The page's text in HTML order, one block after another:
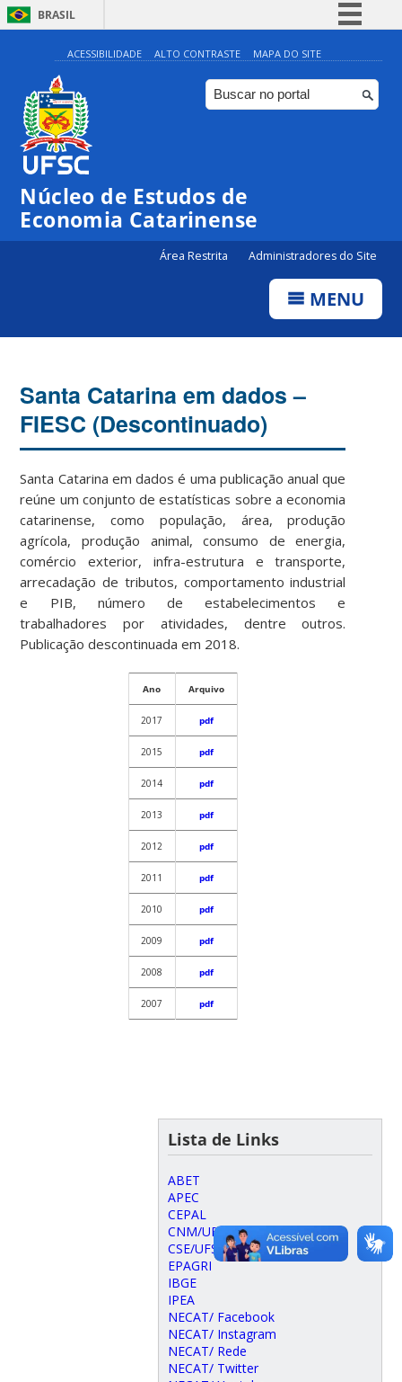
BRASIL
Simplifique!
Comunica BR
Participe
ACESSIBILIDADE ALTO CONTRASTE MAPA DO SITE
Núcleo de Estudos de
Economia Catarinense
Área Restrita Administradores do Site
MENU
Santa Catarina em dados –
FIESC (Descontinuado)
Santa Catarina em dados é uma publicação anual que
reúne um conjunto de estatísticas sobre a economia
catarinense, como população, área, produção
agrícola, produção animal, consumo de energia,
comércio exterior, infra-estrutura e transporte,
arrecadação de tributos, comportamento industrial
e PIB, número de estabelecimentos e
trabalhadores por atividades, dentre outros.
Publicação descontinuada em 2018.
Ano Arquivo
2017 pdf
2015 pdf
2014 pdf
2013 pdf
2012 pdf
2011 pdf
2010 pdf
2009 pdf
2008 pdf
2007 pdf
Lista de Links
ABET
APEC
CEPAL
CNM/UFSC
CSE/UFSC
EPAGRI
IBGE
IPEA
NECAT/ Facebook
NECAT/ Instagram
NECAT/ Rede
NECAT/ Twitter